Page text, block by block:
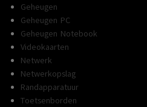
Geheugen
Geheugen PC
Geheugen Notebook
Videokaarten
Netwerk
Netwerkopslag
Randapparatuur
Toetsenborden